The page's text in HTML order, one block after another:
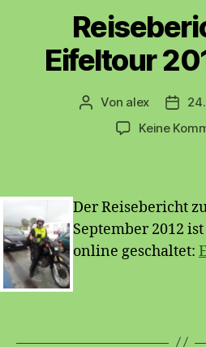
Eifeltour
Beitragsautor
Von alex
Keine
Der Reisebericht
September 2012
online geschaltet: